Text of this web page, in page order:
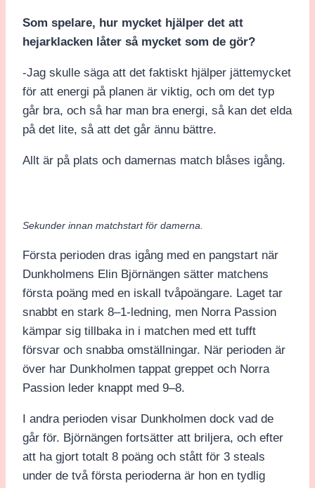
Som spelare, hur mycket hjälper det att
hejarklacken låter så mycket som de gör?
-Jag skulle säga att det faktiskt hjälper jättemycket
för att energi på planen är viktig, och om det typ
går bra, och så har man bra energi, så kan det elda
på det lite, så att det går ännu bättre.
Allt är på plats och damernas match blåses igång.
Sekunder innan matchstart för damerna.
Första perioden dras igång med en pangstart när
Dunkholmens Elin Björnängen sätter matchens
första poäng med en iskall tvåpoängare. Laget tar
snabbt en stark 8–1-ledning, men Norra Passion
kämpar sig tillbaka in i matchen med ett tufft
försvar och snabba omställningar. När perioden är
över har Dunkholmen tappat greppet och Norra
Passion leder knappt med 9–8.
I andra perioden visar Dunkholmen dock vad de
går för. Björnängen fortsätter att briljera, och efter
att ha gjort totalt 8 poäng och stått för 3 steals
under de två första perioderna är hon en tydlig